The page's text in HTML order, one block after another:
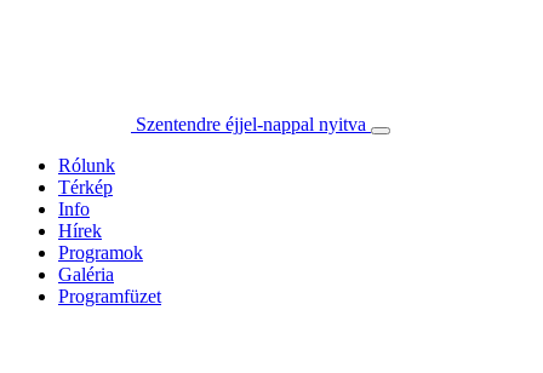
Szentendre éjjel-nappal nyitva
Rólunk
Térkép
Info
Hírek
Programok
Galéria
Programfüzet